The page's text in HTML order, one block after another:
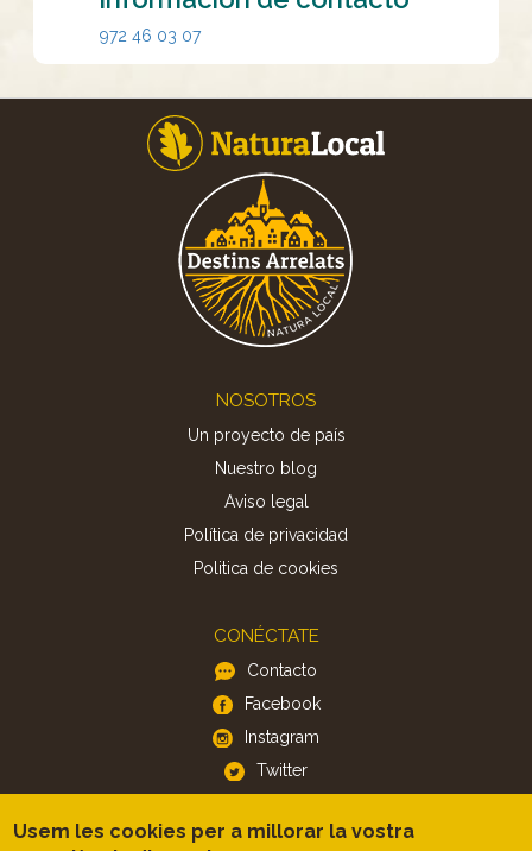
972 46 03 07
NOSOTROS
Un proyecto de país
Nuestro blog
Aviso legal
Política de privacidad
Politica de cookies
CONÉCTATE
Contacto
Facebook
Instagram
Twitter
APP
Usem les cookies per a millorar la vostra